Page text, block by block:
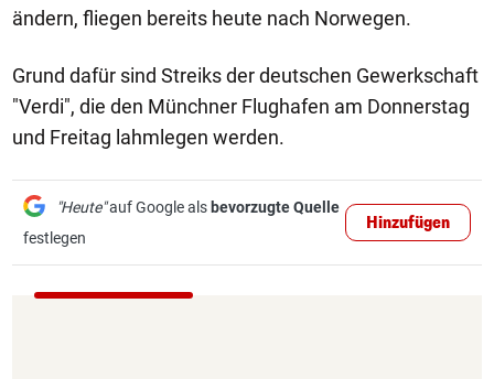
ändern, fliegen bereits heute nach Norwegen.
Grund dafür sind Streiks der deutschen Gewerkschaft
"Verdi", die den Münchner Flughafen am Donnerstag
und Freitag lahmlegen werden.
"Heute"auf Google als bevorzugte Quelle
festlegen
Hinzufügen